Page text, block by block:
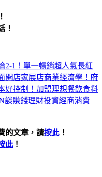
！
2-1！單一暢銷超人氣長紅
開店家展店商業經濟學！府
好控制！加盟理想餐飲食料
談賺錢理財投資經商消費
的文章，請按此！
此！